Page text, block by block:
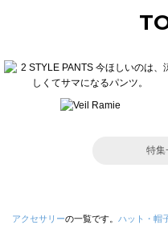
特集
アクセサリーの一覧です。 ハット・帽